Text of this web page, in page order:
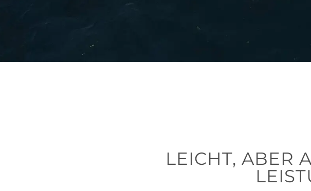
LEICHT, ABER